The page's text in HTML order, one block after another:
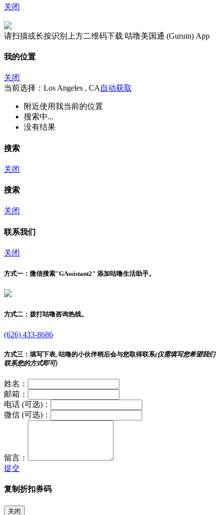
关闭
请扫描或长按识别上方二维码下载 咕噜美国通 (Guruin) App
我的位置
关闭
当前选择：Los Angeles , CA 自动获取
附近使用我当前的位置
搜索中...
没有结果
搜索
关闭
搜索
关闭
联系我们
关闭
方式一： 微信搜索"GAssistant2" 添加咕噜生活助手。
方式二： 拨打咕噜咨询热线。
(626) 433-8686
方式三： 填写下表, 咕噜的小伙伴稍后会与您取得联系(仅需填写您希望我们
联系您的方式即可)
姓名：
邮箱：
电话 (可选)：
微信 (可选)：
留言：
提交
复制折扣券码
关闭